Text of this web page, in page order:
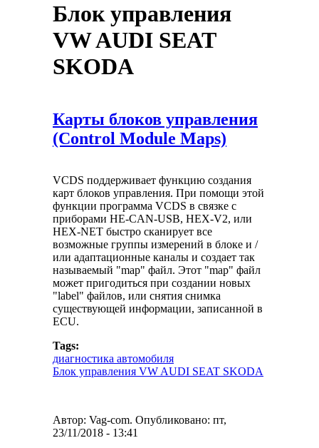
Блок управления
VW AUDI SEAT
SKODA
Карты блоков управления
(Control Module Maps)
VCDS поддерживает функцию создания
карт блоков управления. При помощи этой
функции программа VCDS в связке с
приборами HE-CAN-USB, HEX-V2, или
HEX-NET быстро сканирует все
возможные группы измерений в блоке и /
или адаптационные каналы и создает так
называемый "map" файл. Этот "map" файл
может пригодиться при создании новых
"label" файлов, или снятия снимка
существующей информации, записанной в
ECU.
Tags:
диагностика автомобиля
Блок управления VW AUDI SEAT SKODA
Автор: Vag-com. Опубликовано: пт,
23/11/2018 - 13:41